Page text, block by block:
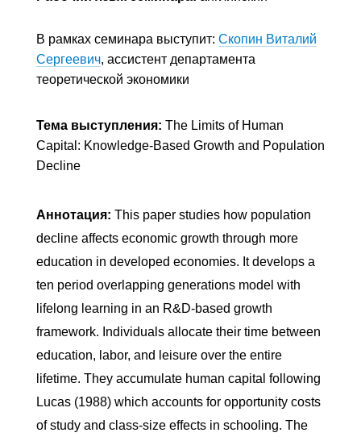
В рамках семинара выступит: Скопин Виталий
Сергеевич, ассистент департамента
теоретической экономики
Тема выступления: The Limits of Human
Capital: Knowledge-Based Growth and Population
Decline
Аннотация: This paper studies how population
decline affects economic growth through more
education in developed economies. It develops a
ten period overlapping generations model with
lifelong learning in an R&D-based growth
framework. Individuals allocate their time between
education, labor, and leisure over the entire
lifetime. They accumulate human capital following
Lucas (1988) which accounts for opportunity costs
of study and class-size effects in schooling. The